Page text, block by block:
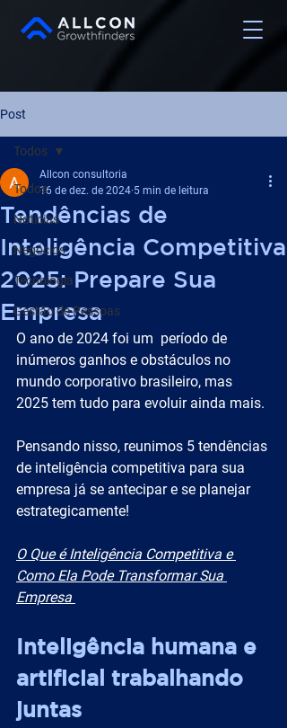
Post
Todos
Notícias
Negócios
Tecnologia
Gestão de Pessoas
Todos
Tendências de
Inteligência Competitiva
2025: Prepare Sua
Empresa
Allcon consultoria
16 de dez. de 2024 5 min de leitura
O ano de 2024 foi um  período de
inúmeros ganhos e obstáculos no
mundo corporativo brasileiro, mas
2025 tem tudo para evoluir ainda mais.
Pensando nisso, reunimos 5 tendências
de inteligência competitiva para sua
empresa já se antecipar e se planejar
estrategicamente!
O Que é Inteligência Competitiva e
Como Ela Pode Transformar Sua
Empresa
Inteligência humana e
artificial trabalhando
juntas